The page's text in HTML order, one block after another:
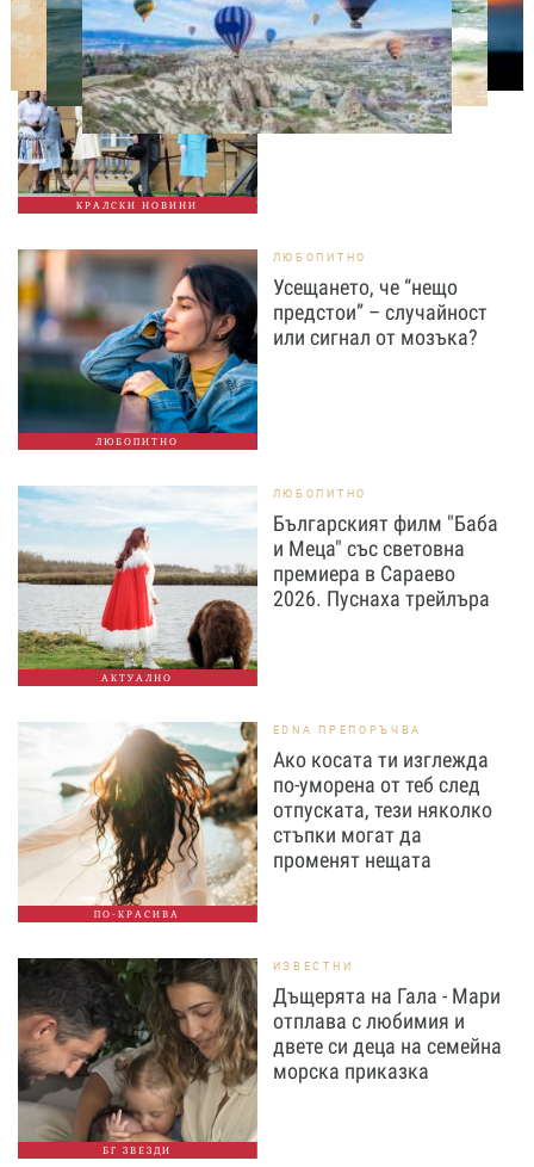
КРАЛСКИ НОВИНИ
СВОБОДНО ВРЕМЕ
Ново бебе в кралското
семейство
ЛЮБОПИТНО
ЛЮБОПИТНО
Усещането, че “нещо
предстои” – случайност
или сигнал от мозъка?
АКТУАЛНО
ЛЮБОПИТНО
Българският филм "Баба
и Меца" със световна
премиера в Сараево
2026. Пуснаха трейлъра
ПО-КРАСИВА
EDNA ПРЕПОРЪЧВА
Ако косата ти изглежда
по-уморена от теб след
отпуската, тези няколко
стъпки могат да
променят нещата
БГ ЗВЕЗДИ
ИЗВЕСТНИ
Дъщерята на Гала - Мари
отплава с любимия и
двете си деца на семейна
морска приказка